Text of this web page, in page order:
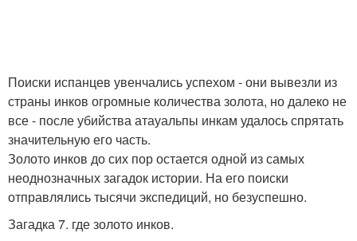
Поиски испанцев увенчались успехом - они вывезли из
страны инков огромные количества золота, но далеко не
все - после убийства атауальпы инкам удалось спрятать
значительную его часть.
Золото инков до сих пор остается одной из самых
неоднозначных загадок истории. На его поиски
отправлялись тысячи экспедиций, но безуспешно.
Загадка 7. где золото инков.